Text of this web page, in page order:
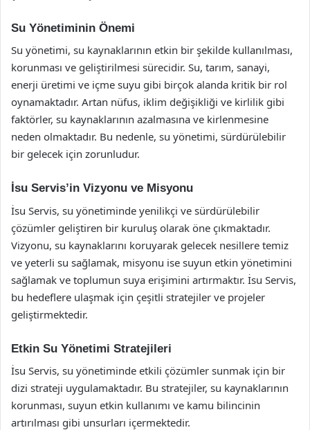
Su Yönetiminin Önemi
Su yönetimi, su kaynaklarının etkin bir şekilde kullanılması,
korunması ve geliştirilmesi sürecidir. Su, tarım, sanayi,
enerji üretimi ve içme suyu gibi birçok alanda kritik bir rol
oynamaktadır. Artan nüfus, iklim değişikliği ve kirlilik gibi
faktörler, su kaynaklarının azalmasına ve kirlenmesine
neden olmaktadır. Bu nedenle, su yönetimi, sürdürülebilir
bir gelecek için zorunludur.
İsu Servis’in Vizyonu ve Misyonu
İsu Servis, su yönetiminde yenilikçi ve sürdürülebilir
çözümler geliştiren bir kuruluş olarak öne çıkmaktadır.
Vizyonu, su kaynaklarını koruyarak gelecek nesillere temiz
ve yeterli su sağlamak, misyonu ise suyun etkin yönetimini
sağlamak ve toplumun suya erişimini artırmaktır. İsu Servis,
bu hedeflere ulaşmak için çeşitli stratejiler ve projeler
geliştirmektedir.
Etkin Su Yönetimi Stratejileri
İsu Servis, su yönetiminde etkili çözümler sunmak için bir
dizi strateji uygulamaktadır. Bu stratejiler, su kaynaklarının
korunması, suyun etkin kullanımı ve kamu bilincinin
artırılması gibi unsurları içermektedir.